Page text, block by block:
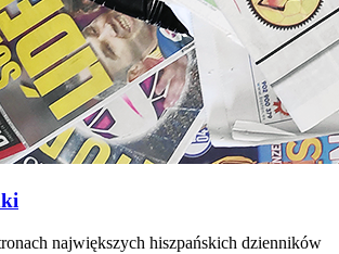
największych hiszpańskich dzienników